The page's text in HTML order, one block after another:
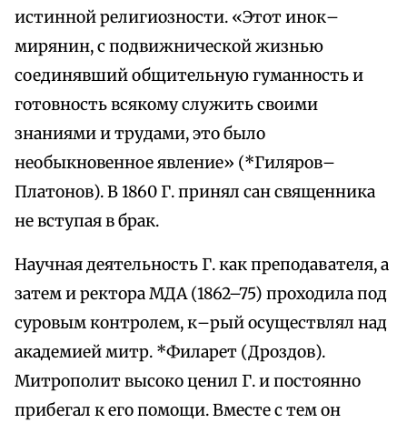
истинной религиозности. «Этот инок–
мирянин, с подвижнической жизнью
соединявший общительную гуманность и
готовность всякому служить своими
знаниями и трудами, это было
необыкновенное явление» (*Гиляров–
Платонов). В 1860 Г. принял сан священника
не вступая в брак.
Научная деятельность Г. как преподавателя, а
затем и ректора МДА (1862–75) проходила под
суровым контролем, к–рый осуществлял над
академией митр. *Филарет (Дроздов).
Митрополит высоко ценил Г. и постоянно
прибегал к его помощи. Вместе с тем он